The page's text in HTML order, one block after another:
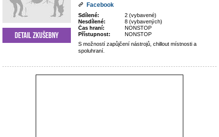
Facebook
Sdílené:
2 (vybavené)
Nesdílené:
8 (vybavených)
Čas hraní:
NONSTOP
Přístupnost:
NONSTOP
S možností zapůjčení nástrojů, chillout místnosti a
spoluhraní.
Detail zkušebny